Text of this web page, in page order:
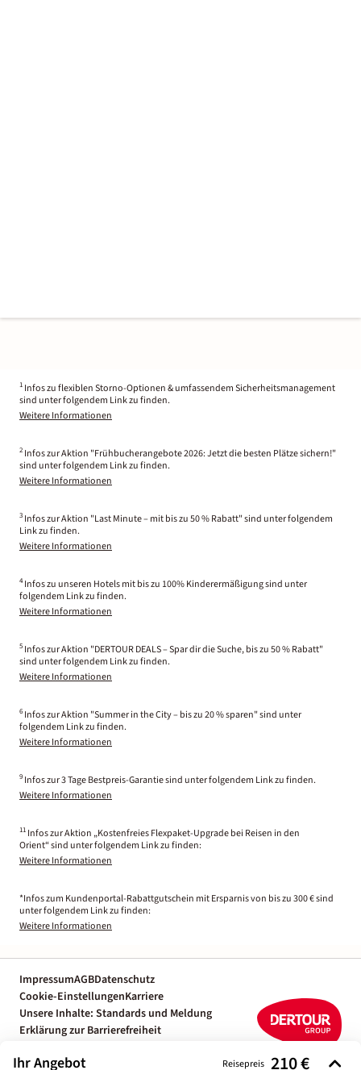
Ihr Angebot Reisepreis 210 €
1 Infos zu flexiblen Storno-Optionen & umfassendem Sicherheitsmanagement
sind unter folgendem Link zu finden.
Weitere Informationen
2 Infos zur Aktion "Frühbucherangebote 2026: Jetzt die besten Plätze sichern!"
sind unter folgendem Link zu finden.
Weitere Informationen
3 Infos zur Aktion "Last Minute – mit bis zu 50 % Rabatt" sind unter folgendem
Link zu finden.
Weitere Informationen
4 Infos zu unseren Hotels mit bis zu 100% Kinderermäßigung sind unter
folgendem Link zu finden.
Weitere Informationen
5 Infos zur Aktion "DERTOUR DEALS – Spar dir die Suche, bis zu 50 % Rabatt"
sind unter folgendem Link zu finden.
Weitere Informationen
6 Infos zur Aktion "Summer in the City – bis zu 20 % sparen" sind unter
folgendem Link zu finden.
Weitere Informationen
9 Infos zur 3 Tage Bestpreis-Garantie sind unter folgendem Link zu finden.
Weitere Informationen
11 Infos zur Aktion „Kostenfreies Flexpaket-Upgrade bei Reisen in den
Orient“ sind unter folgendem Link zu finden:
Weitere Informationen
*Infos zum Kundenportal-Rabattgutschein mit Ersparnis von bis zu 300 € sind
unter folgendem Link zu finden:
Weitere Informationen
ImpressumAGBDatenschutz
Cookie-EinstellungenKarriere
Unsere Inhalte: Standards und Meldung
Erklärung zur Barrierefreiheit
Reiseexperten